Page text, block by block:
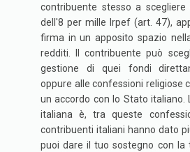
contribuente stesso a
dell'8 per mille Irpef (art. 47),
firma in un apposito spazio
redditi. Il contribuente può
gestione di quei fondi
oppure alle confessioni religiose
un accordo con lo Stato italiano.
italiana è, tra queste
contribuenti italiani hanno dato
puoi dare il tuo sostegno con